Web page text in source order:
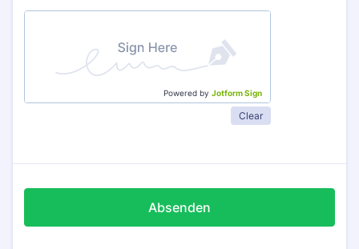
Powered by Jotform Sign
Clear
Absenden